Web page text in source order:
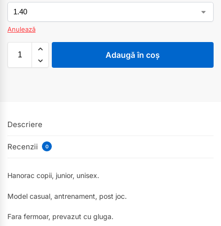
Anulează
Adaugă în coș
Descriere
Recenzii 0
Hanorac copii, junior, unisex.
Model casual, antrenament, post joc.
Fara fermoar, prevazut cu gluga.